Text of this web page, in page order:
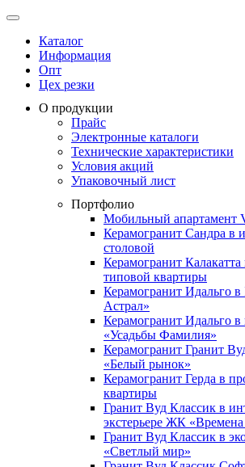
Каталог
Информация
Опт
Цех резки
О продукции
Прайс
Электронные каталоги
Технические характеристики
Условия акций
Упаковочный лист
Портфолио
Мобильный апартамент
Керамогранит Сандра в
столовой
Керамогранит
типовой квартиры
Керамогранит Идальго
Астрал»
Керамогранит Идальго в
«Усадьбы Фамилия»
Керамогранит Гранит
«Белый рынок»
Керамогранит Герда в
квартиры
Гранит Вуд Классик в
экстерьере ЖК «Времена
Гранит Вуд Классик в
«Светлый мир»